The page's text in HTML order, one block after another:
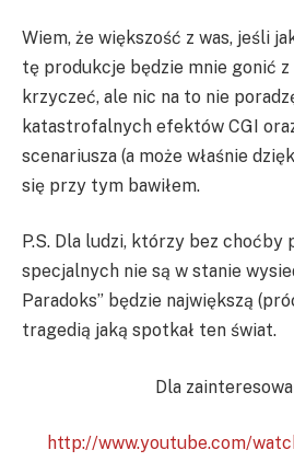
Wiem, że większość z was, jeśli
tę produkcje będzie mnie gonić z
krzyczeć, ale nic na to nie
katastrofalnych efektów CGI
scenariusza (a może właśnie
się przy tym bawiłem.
P.S. Dla ludzi, którzy bez
specjalnych nie są w stanie
Paradoks” będzie największą
tragedią jaką spotkał ten świat.
Dla
http://www.youtube.com/